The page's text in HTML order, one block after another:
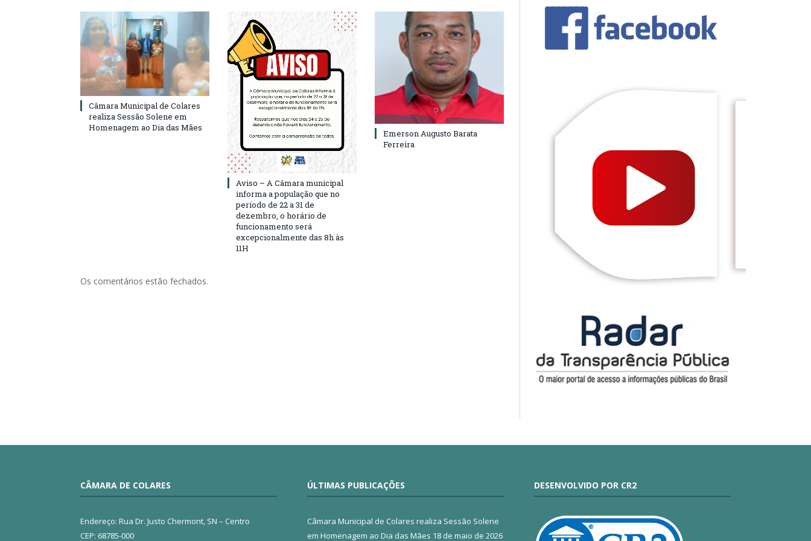
Câmara Municipal de Colares
realiza Sessão Solene em
Homenagem ao Dia das Mães
Aviso – A Câmara municipal
informa a população que no
período de 22 a 31 de
dezembro, o horário de
funcionamento será
excepcionalmente das 8h às
11H
Emerson Augusto Barata
Ferreira
Os comentários estão fechados.
CÂMARA DE COLARES
Endereço: Rua Dr. Justo Chermont, SN – Centro
CEP: 68785-000
ÚLTIMAS PUBLICAÇÕES
Câmara Municipal de Colares realiza Sessão Solene
em Homenagem ao Dia das Mães 18 de maio de 2026
DESENVOLVIDO POR CR2